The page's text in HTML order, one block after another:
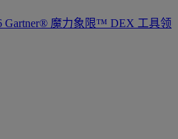
Gartner® 魔力象限™ DEX 工具领